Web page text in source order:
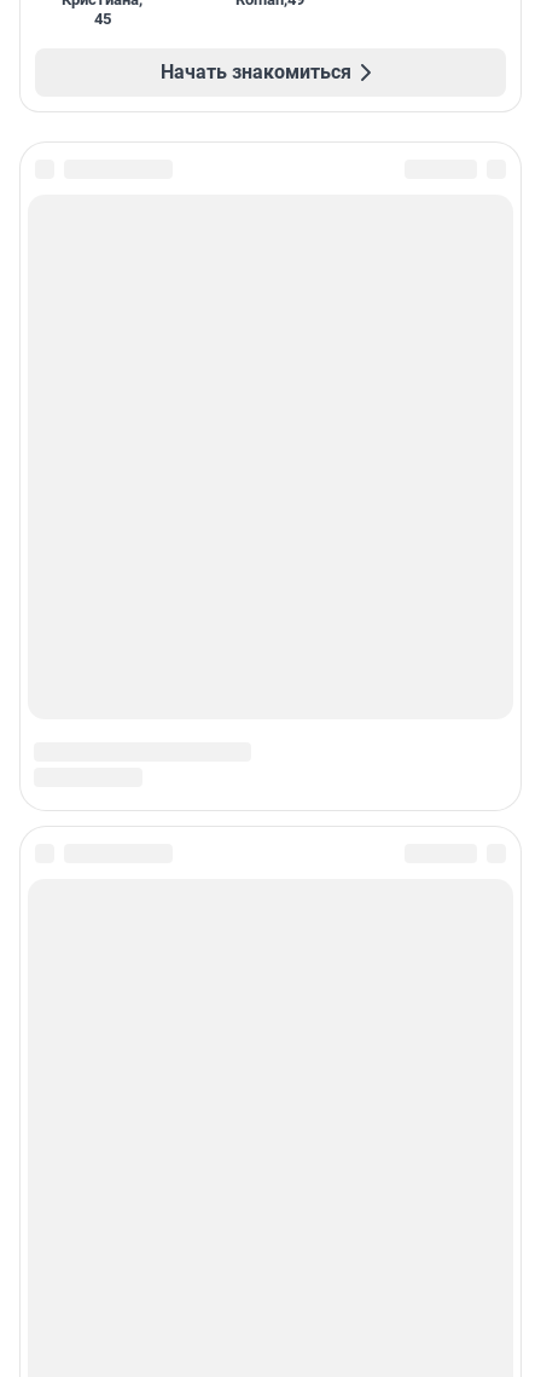
45
Начать знакомиться